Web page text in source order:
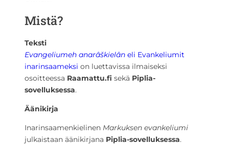
Mistä?
Teksti
Evangeliumeh anarâškielân eli Evankeliumit
inarinsaameksi on luettavissa ilmaiseksi
osoitteessa Raamattu.fi sekä Piplia-
sovelluksessa.
Äänikirja
Inarinsaamenkielinen Markuksen evankeliumi
julkaistaan äänikirjana Piplia-sovelluksessa.